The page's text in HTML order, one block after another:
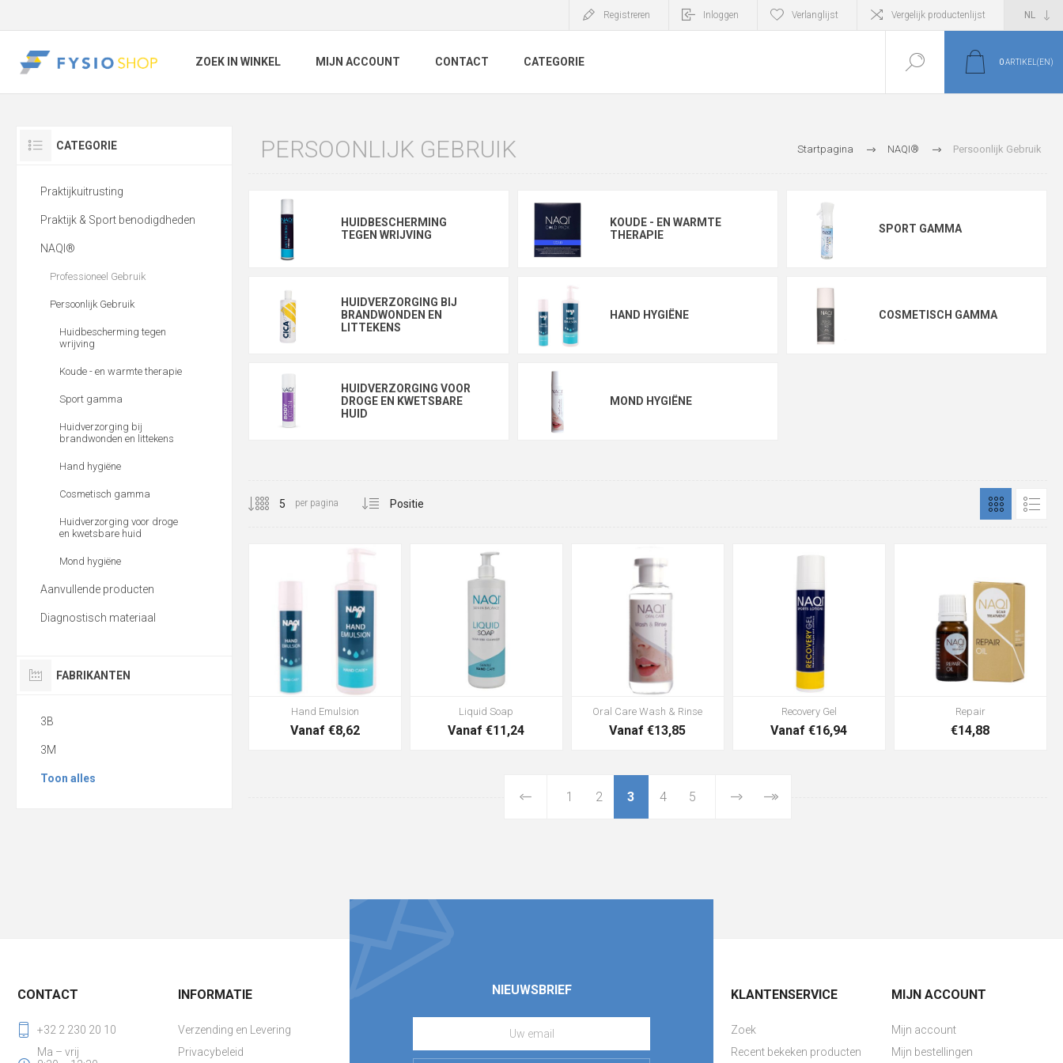
Registreren Inloggen Verlanglijst Vergelijk productenlijst
ZOEK IN WINKEL MIJN ACCOUNT CONTACT CATEGORIE 0ARTIKEL(EN)
Startpagina NAQI® Persoonlijk Gebruik
PERSOONLIJK GEBRUIK
HUIDBESCHERMING
TEGEN WRIJVING
KOUDE - EN WARMTE
THERAPIE
SPORT GAMMA
HUIDVERZORGING BIJ
BRANDWONDEN EN
LITTEKENS
HAND HYGIËNE COSMETISCH GAMMA
HUIDVERZORGING VOOR
DROGE EN KWETSBARE
HUID
MOND HYGIËNE
per pagina
Hand Emulsion
Vanaf €8,62
Liquid Soap
Vanaf €11,24
Oral Care Wash & Rinse
Vanaf €13,85
Recovery Gel
Vanaf €16,94
Repair
€14,88
1 2 3 4 5
CATEGORIE
Praktijkuitrusting
Praktijk & Sport benodigdheden
NAQI®
Professioneel Gebruik
Persoonlijk Gebruik
Huidbescherming tegen
wrijving
Koude - en warmte therapie
Sport gamma
Huidverzorging bij
brandwonden en littekens
Hand hygiëne
Cosmetisch gamma
Huidverzorging voor droge
en kwetsbare huid
Mond hygiëne
Aanvullende producten
Diagnostisch materiaal
FABRIKANTEN
3B
3M
Toon alles
NIEUWSBRIEF
CONTACT
+32 2 230 20 10
Ma – vrij
INFORMATIE
Verzending en Levering
Privacybeleid
KLANTENSERVICE
Zoek
Recent bekeken producten
MIJN ACCOUNT
Mijn account
Mijn bestellingen